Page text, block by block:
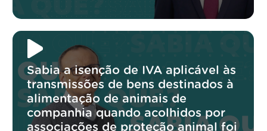
Sabia a isenção de IVA aplicável às
transmissões de bens destinados à
alimentação de animais de
companhia quando acolhidos por
associações de proteção animal foi